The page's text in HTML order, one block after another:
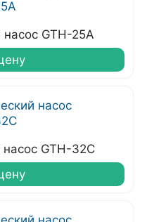
насос GTH-25А
насос GTH-32C